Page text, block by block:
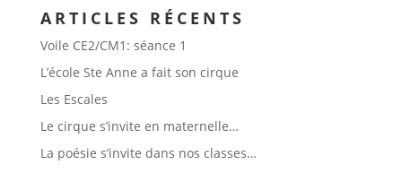
NOUS CONTACTER
Ecole Sainte-Anne
5 rue du 8 mai
22680 Binic-Etables sur mer